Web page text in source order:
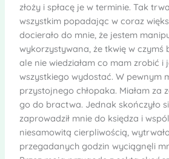
złoży i spłacę je w terminie. Tak
wszystkim popadając w coraz
docierało do mnie, że jestem
wykorzystywana, że tkwię w czymś
ale nie wiedziałam co mam zrobić i
wszystkiego wydostać. W pewnym
przystojnego chłopaka. Miałam za
go do bractwa. Jednak skończyło
zaprowadził mnie do księdza i
niesamowitą cierpliwością,
przegadanych godzin wyciągnęli